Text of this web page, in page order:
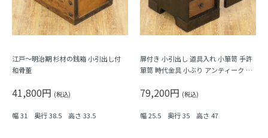
江戸～明治期 杉材の銭箱 小引出し付
和骨董
41,800円 (税込)
幅 31 奥行 38.5 高さ 33.5
扉付き 小引出し 道具入れ 小箪笥 手許
箪笥 時代金具 小ぶり アンティーク 和
79,200円 (税込)
幅 25.5 奥行 35 高さ 47